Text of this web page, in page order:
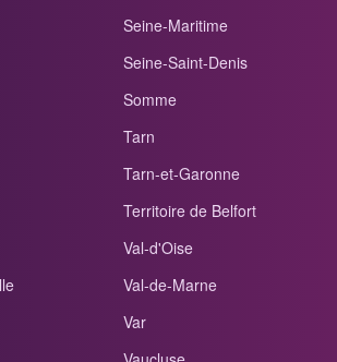
Seine-Maritime
Seine-Saint-Denis
Somme
Tarn
Tarn-et-Garonne
Territoire de Belfort
Val-d'Oise
Val-de-Marne
Var